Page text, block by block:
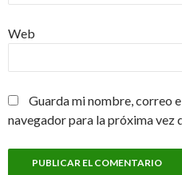
Web
Guarda mi nombre, correo
navegador para la próxima vez